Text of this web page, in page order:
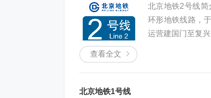
北京地铁2号线
环形地铁线路，
运营建国门至复
查看全文
北京地铁1号线